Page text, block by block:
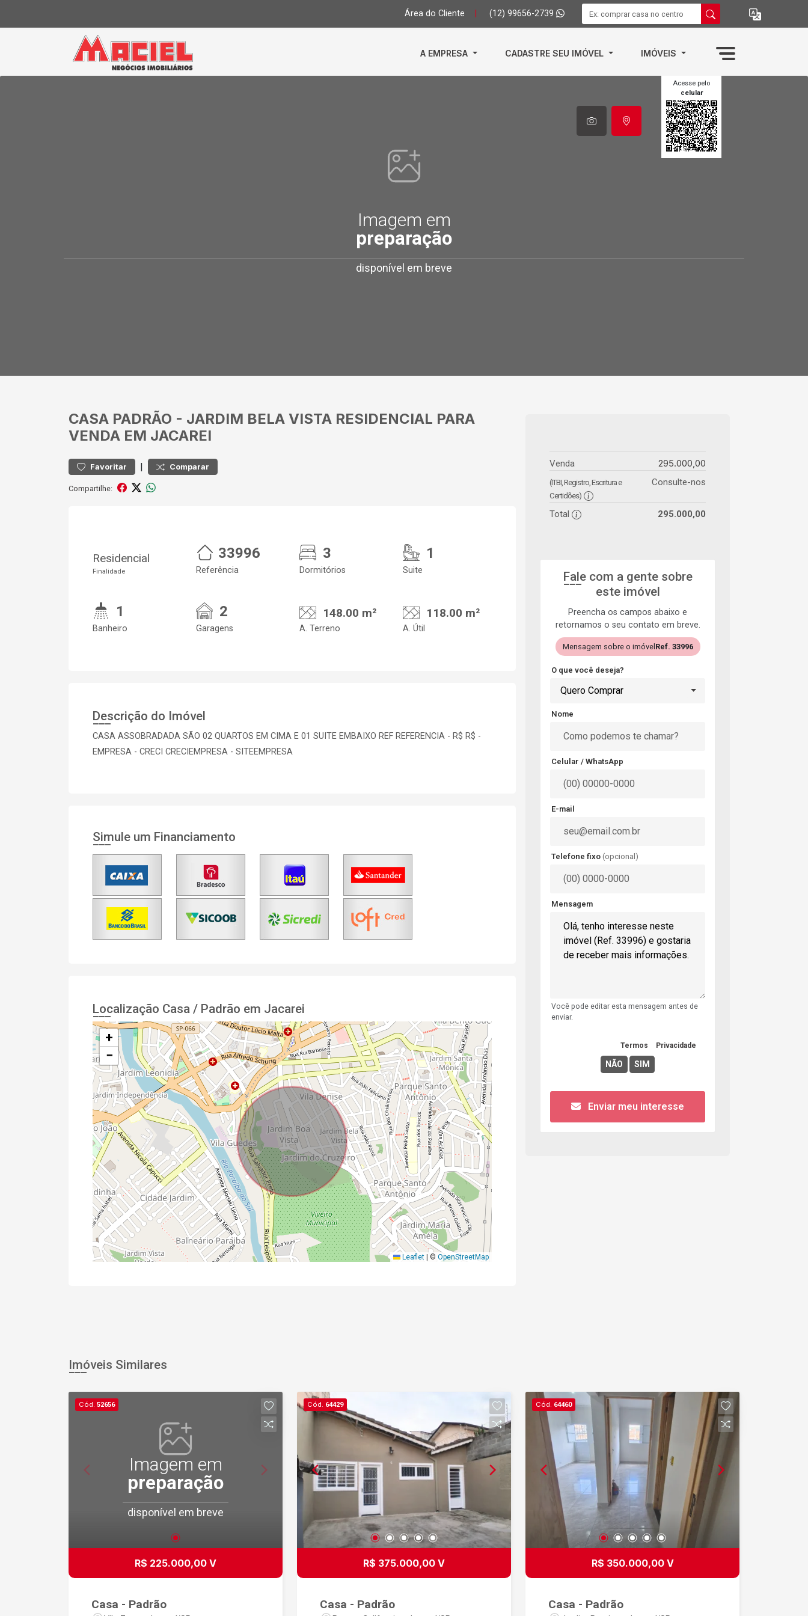
Área do Cliente (12) 99656-2739
A EMPRESA CADASTRE SEU IMÓVEL IMÓVEIS
Imagem em
preparação
disponível em breve
Acesse pelo
celular
CASA PADRÃO - JARDIM BELA VISTA RESIDENCIAL PARA
VENDA EM JACAREI
Favoritar | Comparar
Compartilhe:
Residencial
Finalidade
33996
Referência
3
Dormitórios
1
Suite
1
Banheiro
2
Garagens
148.00 m²
A. Terreno
118.00 m²
A. Útil
Descrição do Imóvel
CASA ASSOBRADADA SÃO 02 QUARTOS EM CIMA E 01 SUITE EMBAIXO REF REFERENCIA - R$ R$ -
EMPRESA - CRECI CRECIEMPRESA - SITEEMPRESA
Simule um Financiamento
Localização Casa / Padrão em Jacarei
+
−
Leaflet © OpenStreetMap
Venda 295.000,00
(ITBI, Registro, Escritura e
Certidões)
Consulte-nos
Total 295.000,00
Fale com a gente sobre
este imóvel
Preencha os campos abaixo e
retornamos o seu contato em breve.
Mensagem sobre o imóvel Ref. 33996
O que você deseja?
Quero Comprar
Nome
Celular / WhatsApp
E-mail
Telefone fixo (opcional)
Mensagem
Você pode editar esta mensagem antes de
enviar.
Termos Privacidade
Enviar meu interesse
Imóveis Similares
Cód. 52656
Imagem em
preparação
disponível em breve
R$ 225.000,00 V
Casa - Padrão
Cód. 64429
R$ 375.000,00 V
Casa - Padrão
Cód. 64460
R$ 350.000,00 V
Casa - Padrão